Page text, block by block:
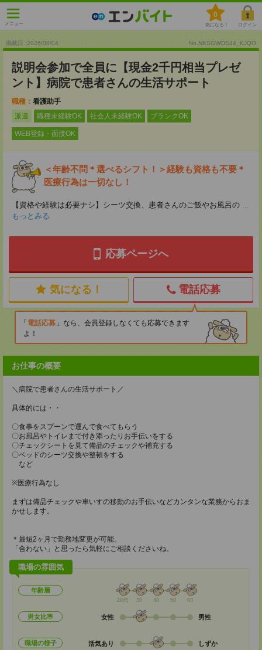
メニュー
0
気になる！ ログイン
掲載日 :2026/08/04 No.NKSGWOS44_KJQO
説明会参加で全員に【現金2千円相当プレゼ
ント】病院で患者さんの生活サポート
職種： 看護助手
派遣
職種未経験OK 社会人未経験OK ブランクOK
WEB登録・面接OK
＜年齢不問＊選べるシフト！＞経験も資格も不要＊
医療行為は一切なし！
【資格や経験は必要ナシ】シーツ交換、患者さんのご飯やお風呂の ...
もっとみる
応募ページへ
気になる！ 電話応募
電話応募
なら、会員登録しなくても応募できます
よ！
お仕事の概要
＼病院で患者さんの生活サポート／
具体的には・・
〇食事をスプーンで運んで食べてもらう
〇お風呂やトイレまで付き添ったりお手伝いをする
〇チェックシートを見て備品のチェックや補充する
〇ベッドのシーツ交換や整頓をする
など
※医療行為なし
まずは備品チェックや車いすの移動のお手伝いなどカンタンな業務からおま
かせします。
＊最短2ヶ月で勤務地変更が可能。
「合わない」と思ったら気軽にご相談くださいね。
職場の雰囲気
年齢層
20代 30 40 50 60
男女比率 女性 男性
職場の様子 活気あり しずか